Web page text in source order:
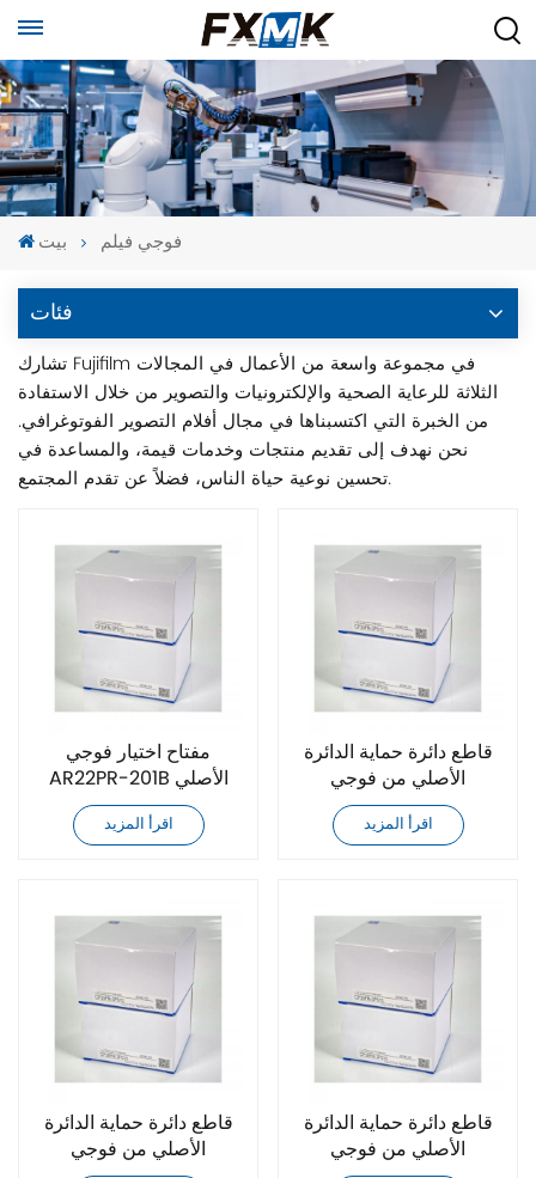
بيت فوجي فيلم
فئات
تشارك Fujifilm في مجموعة واسعة من الأعمال في المجالات
الثلاثة للرعاية الصحية والإلكترونيات والتصوير من خلال الاستفادة
من الخبرة التي اكتسبناها في مجال أفلام التصوير الفوتوغرافي.
نحن نهدف إلى تقديم منتجات وخدمات قيمة، والمساعدة في
تحسين نوعية حياة الناس، فضلاً عن تقدم المجتمع.
مفتاح اختيار فوجي
AR22PR-201B الأصلي
الجديد تمامًا
اقرأ المزيد
قاطع دائرة حماية الدائرة
الأصلي من فوجي
CP30FM-3P020
اقرأ المزيد
قاطع دائرة حماية الدائرة
الأصلي من فوجي
قاطع دائرة حماية الدائرة
الأصلي من فوجي